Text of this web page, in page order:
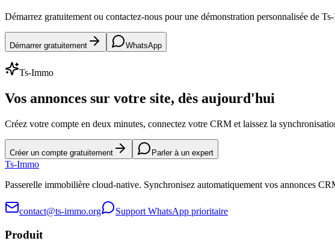
Démarrez gratuitement ou contactez-nous pour une démonstration personnalisée de
Démarrer gratuitement WhatsApp
Ts-Immo
Vos annonces sur votre site, dès aujourd'hui
Créez votre compte en deux minutes, connectez votre CRM et laissez la
Créer un compte gratuitement Parler à un expert
Ts-Immo
Passerelle immobilière cloud-native. Synchronisez automatiquement vos annonces
contact@ts-immo.org Support WhatsApp prioritaire
Produit